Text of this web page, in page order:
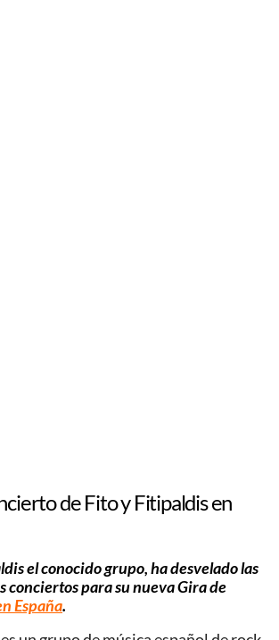
de Fito y Fitipaldis en
el conocido grupo, ha desvelado las
conciertos para su nueva Gira de
España.